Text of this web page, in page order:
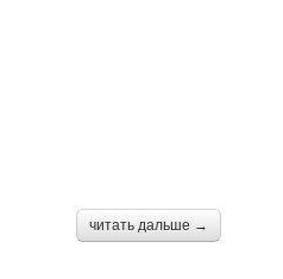
читать дальше →